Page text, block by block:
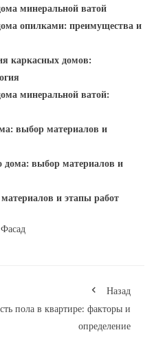
минеральной ватой
опилками: преимущества и
каркасных домов:
минеральной ватой:
выбор материалов и
дома: выбор материалов и
и этапы работ
Фасад
Назад
пола в квартире: факторы и
определение